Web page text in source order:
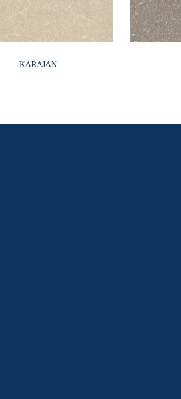
KARAJAN